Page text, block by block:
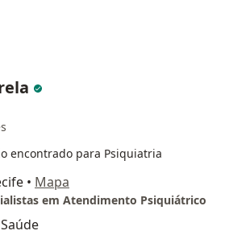
encontrado para Psiquiatria
• Mapa
em Atendimento Psiquiátrico